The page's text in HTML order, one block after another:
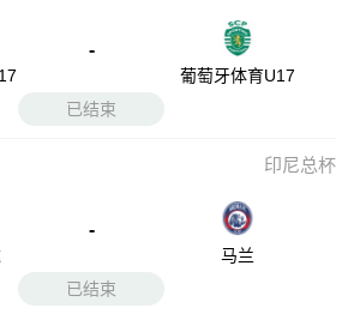
-
葡萄牙体育U17
已结束
印尼总杯
-
马兰
已结束